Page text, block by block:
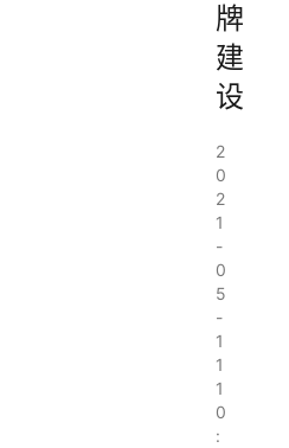
牌
建
设
2
0
2
1
-
0
5
-
1
1
1
0
: